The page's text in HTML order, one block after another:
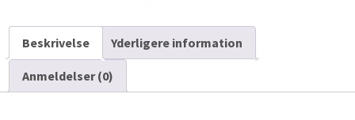
Beskrivelse Yderligere information
Anmeldelser (0)